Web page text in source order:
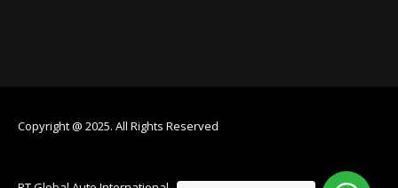
Copyright @ 2025. All Rights Reserved